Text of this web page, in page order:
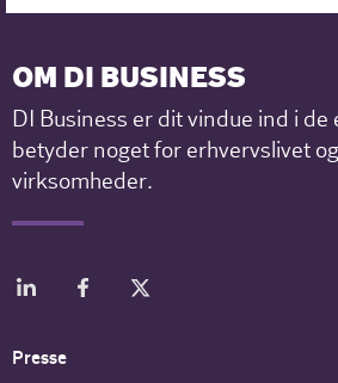
OM DI BUSINESS
DI Business er dit vindue ind i de
betyder noget for erhvervslivet
virksomheder.
Presse